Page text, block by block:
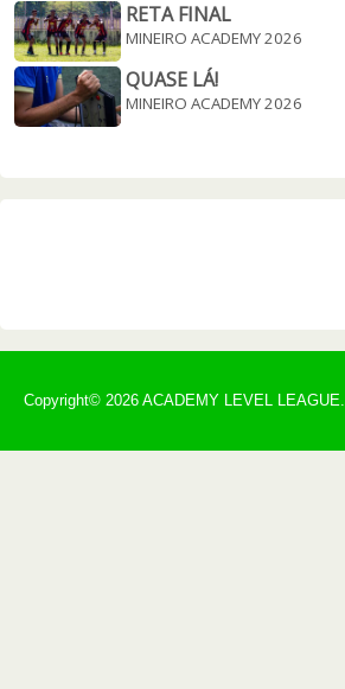
RETA FINAL
MINEIRO ACADEMY 2026
QUASE LÁ!
MINEIRO ACADEMY 2026
Copyright© 2026 ACADEMY LEVEL LEAGUE.